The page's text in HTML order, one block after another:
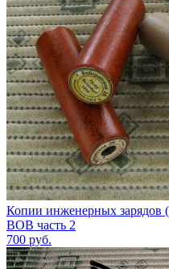
Копии инженерных зарядов
ВОВ часть 2
700 руб.